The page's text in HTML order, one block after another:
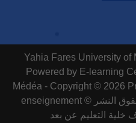
Yahia Fares University of
Powered by E-learning
Médéa - Copyright © 2026
enseignement النشر ©